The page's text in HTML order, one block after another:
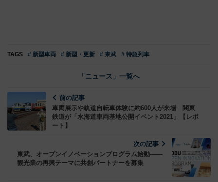
TAGS # 新型車両 # 新型・更新 # 東武 # 特急列車
「ニュース」一覧へ
前の記事
車両展示や軌道自転車体験に約600人が来場 関東
鉄道が「水海道車両基地公開イベント2021」【レポ
ート】
次の記事
東武、オープンイノベーションプログラム始動――
観光業の再興テーマに共創パートナーを募集